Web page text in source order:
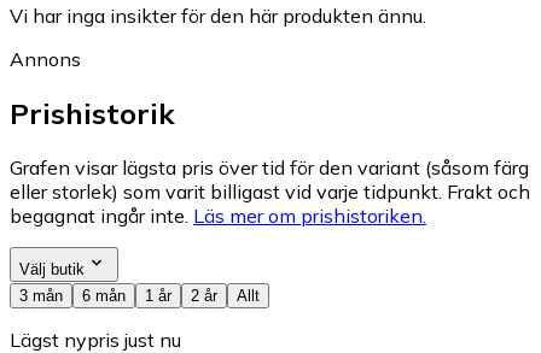
Vi har inga insikter för den här produkten ännu.
Annons
Prishistorik
Grafen visar lägsta pris över tid för den variant (såsom färg
eller storlek) som varit billigast vid varje tidpunkt. Frakt och
begagnat ingår inte. Läs mer om prishistoriken.
Välj butik
3 mån
6 mån 1 år 2 år Allt
Lägst nypris just nu